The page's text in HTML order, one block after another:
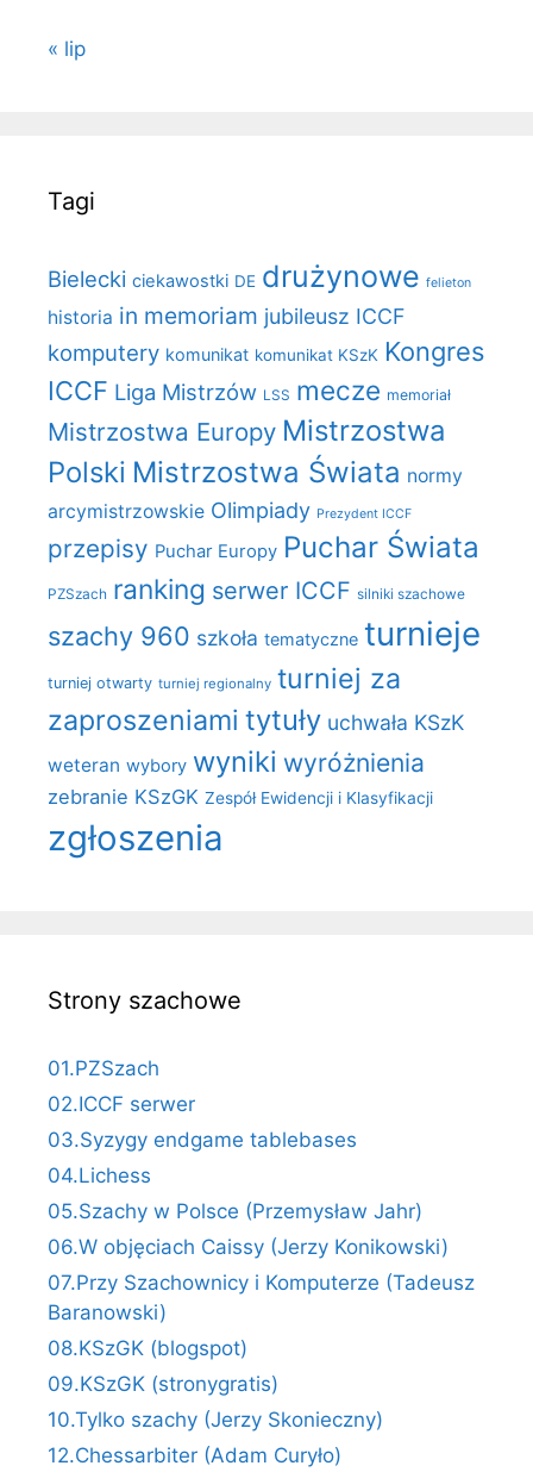
« lip
Tagi
Bielecki ciekawostki DE drużynowe felieton
historia in memoriam jubileusz ICCF
komputery komunikat komunikat KSzK Kongres
ICCF Liga Mistrzów LSS mecze memoriał
Mistrzostwa Europy Mistrzostwa
Polski Mistrzostwa Świata normy
arcymistrzowskie Olimpiady Prezydent ICCF
przepisy Puchar Europy Puchar Świata
PZSzach ranking serwer ICCF silniki szachowe
szachy 960 szkoła tematyczne turnieje
turniej otwarty turniej regionalny turniej za
zaproszeniami tytuły uchwała KSzK
weteran wybory wyniki wyróżnienia
zebranie KSzGK Zespół Ewidencji i Klasyfikacji
zgłoszenia
Strony szachowe
01.PZSzach
02.ICCF serwer
03.Syzygy endgame tablebases
04.Lichess
05.Szachy w Polsce (Przemysław Jahr)
06.W objęciach Caissy (Jerzy Konikowski)
07.Przy Szachownicy i Komputerze (Tadeusz
Baranowski)
08.KSzGK (blogspot)
09.KSzGK (stronygratis)
10.Tylko szachy (Jerzy Skonieczny)
12.Chessarbiter (Adam Curyło)